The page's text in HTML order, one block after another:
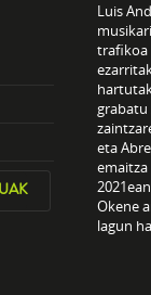
Luis
trafikoa
grabatu
eta
emaitza
Okene
lagun